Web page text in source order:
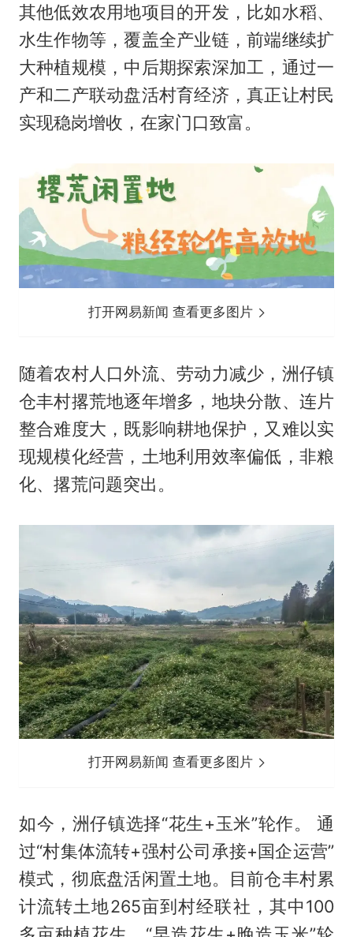
其他低效农用地项目的开发，比如水稻、
水生作物等，覆盖全产业链，前端继续扩
大种植规模，中后期探索深加工，通过一
产和二产联动盘活村育经济，真正让村民
实现稳岗增收，在家门口致富。
打开网易新闻 查看更多图片
随着农村人口外流、劳动力减少，洲仔镇
仓丰村撂荒地逐年增多，地块分散、连片
整合难度大，既影响耕地保护，又难以实
现规模化经营，土地利用效率偏低，非粮
化、撂荒问题突出。
打开网易新闻 查看更多图片
如今，洲仔镇选择“花生+玉米”轮作。 通
过“村集体流转+强村公司承接+国企运营”
模式，彻底盘活闲置土地。目前仓丰村累
计流转土地265亩到村经联社，其中100